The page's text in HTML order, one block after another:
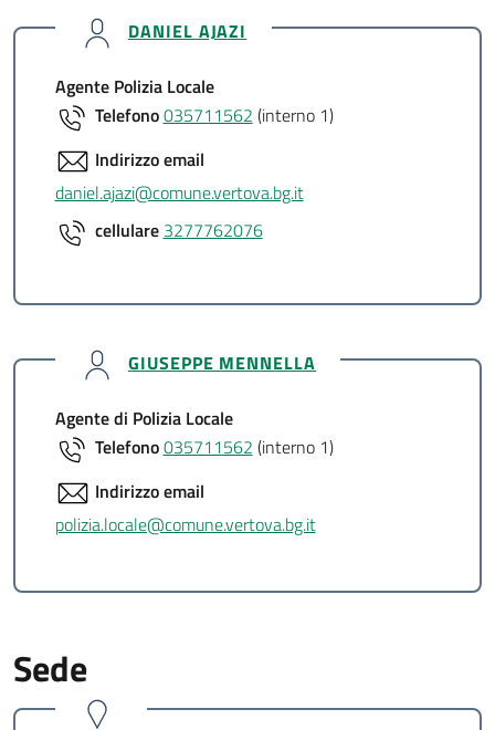
DANIEL AJAZI
Agente Polizia Locale
Telefono035711562 (interno 1)
Indirizzo email
daniel.ajazi@comune.vertova.bg.it
cellulare 3277762076
GIUSEPPE MENNELLA
Agente di Polizia Locale
Telefono035711562 (interno 1)
Indirizzo email
polizia.locale@comune.vertova.bg.it
Sede